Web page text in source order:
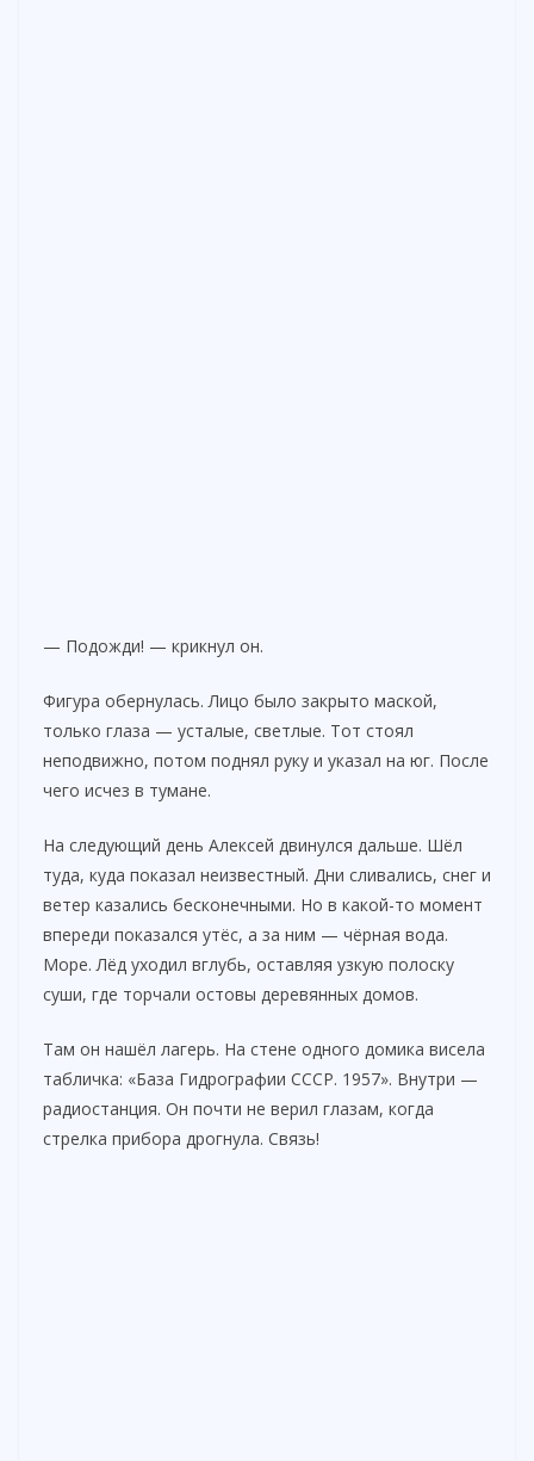
— Подожди! — крикнул он.
Фигура обернулась. Лицо было закрыто маской,
только глаза — усталые, светлые. Тот стоял
неподвижно, потом поднял руку и указал на юг. После
чего исчез в тумане.
На следующий день Алексей двинулся дальше. Шёл
туда, куда показал неизвестный. Дни сливались, снег и
ветер казались бесконечными. Но в какой-то момент
впереди показался утёс, а за ним — чёрная вода.
Море. Лёд уходил вглубь, оставляя узкую полоску
суши, где торчали остовы деревянных домов.
Там он нашёл лагерь. На стене одного домика висела
табличка: «База Гидрографии СССР. 1957». Внутри —
радиостанция. Он почти не верил глазам, когда
стрелка прибора дрогнула. Связь!